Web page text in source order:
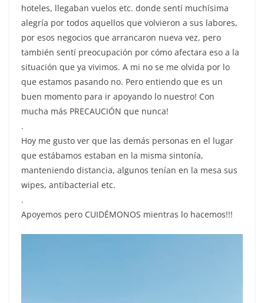
hoteles, llegaban vuelos etc. donde sentí muchísima
alegría por todos aquellos que volvieron a sus labores,
por esos negocios que arrancaron nueva vez, pero
también sentí preocupación por cómo afectara eso a la
situación que ya vivimos. A mi no se me olvida por lo
que estamos pasando no. Pero entiendo que es un
buen momento para ir apoyando lo nuestro! Con
mucha más PRECAUCIÓN que nunca!
.
Hoy me gusto ver que las demás personas en el lugar
que estábamos estaban en la misma sintonía,
manteniendo distancia, algunos tenían en la mesa sus
wipes, antibacterial etc.
.
Apoyemos pero CUIDÉMONOS mientras lo hacemos!!!